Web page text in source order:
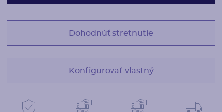
Dohodnúť stretnutie
Konfigurovať vlastný